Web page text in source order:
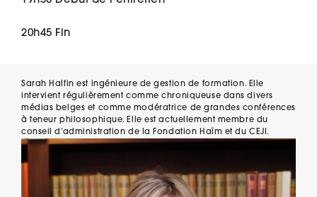
20h45 Fin
Sarah Halfin est ingénieure de gestion de formation. Elle
intervient régulièrement comme chroniqueuse dans divers
médias belges et comme modératrice de grandes conférences
à teneur philosophique. Elle est actuellement membre du
conseil d’administration de la Fondation Haïm et du CEJI.